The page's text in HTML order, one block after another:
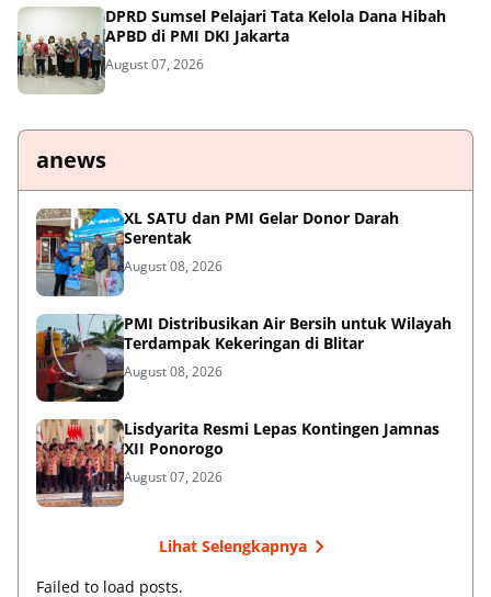
DPRD Sumsel Pelajari Tata Kelola Dana Hibah
APBD di PMI DKI Jakarta
August 07, 2026
anews
XL SATU dan PMI Gelar Donor Darah
Serentak
August 08, 2026
PMI Distribusikan Air Bersih untuk Wilayah
Terdampak Kekeringan di Blitar
August 08, 2026
Lisdyarita Resmi Lepas Kontingen Jamnas
XII Ponorogo
August 07, 2026
Lihat Selengkapnya
Failed to load posts.